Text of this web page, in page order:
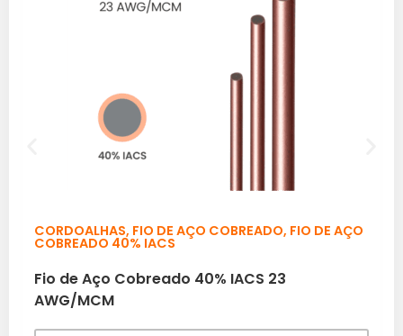
CORDOALHAS, FIO DE AÇO COBREADO, FIO DE AÇO
COBREADO 40% IACS
Fio de Aço Cobreado 40% IACS 23
AWG/MCM